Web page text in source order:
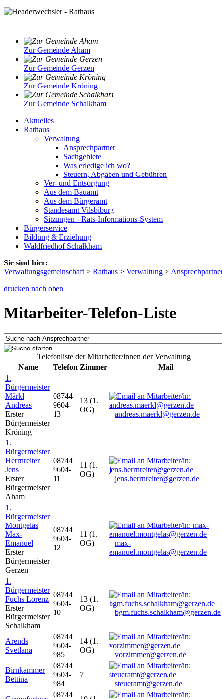
Zur Gemeinde Aham
Zur Gemeinde Gerzen
Zur Gemeinde Kröning
Zur Gemeinde Schalkham
Aktuelles
Rathaus
Verwaltung
Ansprechpartner
Sachgebiete
Was erledige ich wo?
Steuern, Abgaben und Gebühren
Ver- und Entsorgung
Aus dem Bauamt
Aus dem Bürgeramt
Standesamt Vilsbiburg
Sitzungen - Rats-Informations-System
Bürgerservice
Bildung & Erziehung
Waldfriedhof Schalkham
Sie sind hier:
Verwaltungsgemeinschaft > Rathaus > Verwaltung >
drucken nach oben
Mitarbeiter-Telefon-Liste
Telefonliste der Mitarbeiter/innen der Verwaltung
Name
Telefon Zimmer
Mail
1.
Bürgermeister
Märkl
Andreas
Erster
Bürgermeister
Kröning
08744
9604-
13
13 (1.
OG)
andreas.maerkl@gerzen.de
1.
Bürgermeister
Herrnreiter
Jens
Erster
Bürgermeister
Aham
08744
9604-
11
11 (1.
OG)
jens.herrnreiter@gerzen.de
1.
Bürgermeister
Montgelas
Max-
Emanuel
Erster
Bürgermeister
Gerzen
08744
9604-
12
11 (1.
OG)
max-
emanuel.montgelas@gerzen.de
1.
Bürgermeister
Fuchs Lorenz
Erster
Bürgermeister
Schalkham
08744
9604-
10
13 (1.
OG)
bgm.fuchs.schalkham@gerzen.de
Arends
Svetlana
08744
9604-
985
14 (1.
OG)
vorzimmer@gerzen.de
Birnkammer
Bettina
08744
9604-
984
7
steueramt@gerzen.de
08744